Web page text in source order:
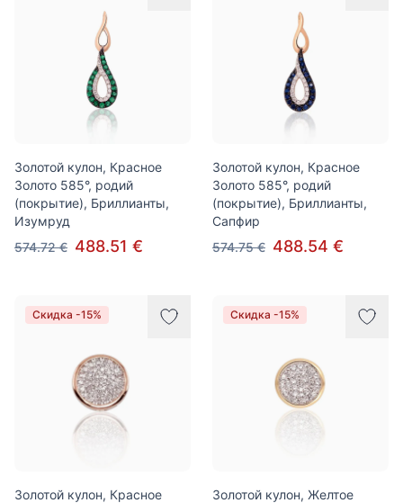
Золотой кулон, Красное
Золото 585°, родий
(покрытие), Бриллианты,
Изумруд
574.72 € 488.51 €
Золотой кулон, Красное
Золото 585°, родий
(покрытие), Бриллианты,
Сапфир
574.75 € 488.54 €
Скидка -15%
Золотой кулон, Красное
Скидка -15%
Золотой кулон, Желтое